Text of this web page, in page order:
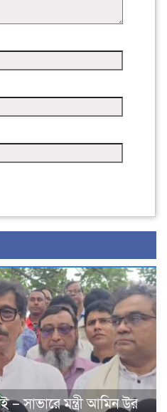
সাভারে মন্ত্রী আমিন উর